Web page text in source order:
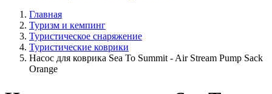
Главная
Туризм и кемпинг
Туристическое снаряжение
Туристические коврики
Насос для коврика Sea To Summit - Air Stream Pump Sack
Orange